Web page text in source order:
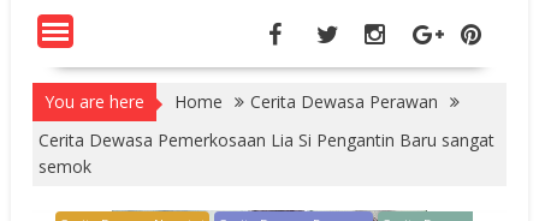
You are here Home
Cerita Dewasa Perawan
Cerita Dewasa Pemerkosaan Lia Si Pengantin Baru sangat
semok